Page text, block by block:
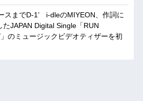
スまでD-1’ i-dleのMIYEON、作詞に
たJAPAN Digital Single「RUN
」のミュージックビデオティザーを初